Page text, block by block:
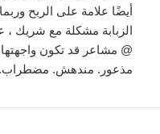
أيضًا علامة على الربح
الزبابة مشكلة مع شريك ،
@ مشاعر قد تكون واجهتها
مذعور. مندهش.